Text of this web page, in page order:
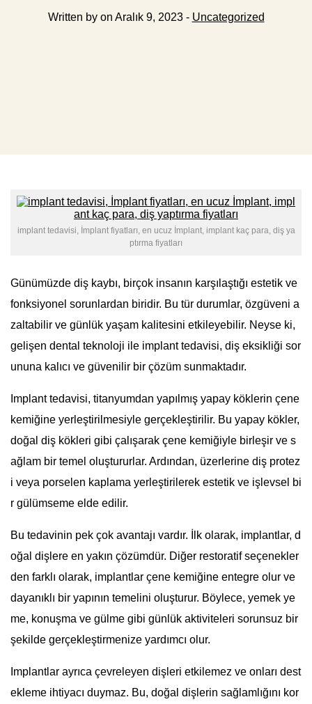
Written by on Aralık 9, 2023 - Uncategorized
implant tedavisi, İmplant fiyatları, en ucuz İmplant, implant kaç para, diş ya
ptırma fiyatları
Günümüzde diş kaybı, birçok insanın karşılaştığı estetik ve
fonksiyonel sorunlardan biridir. Bu tür durumlar, özgüveni a
zaltabilir ve günlük yaşam kalitesini etkileyebilir. Neyse ki,
gelişen dental teknoloji ile implant tedavisi, diş eksikliği sor
ununa kalıcı ve güvenilir bir çözüm sunmaktadır.
Implant tedavisi, titanyumdan yapılmış yapay köklerin çene
kemiğine yerleştirilmesiyle gerçekleştirilir. Bu yapay kökler,
doğal diş kökleri gibi çalışarak çene kemiğiyle birleşir ve s
ağlam bir temel oluştururlar. Ardından, üzerlerine diş protez
i veya porselen kaplama yerleştirilerek estetik ve işlevsel bi
r gülümseme elde edilir.
Bu tedavinin pek çok avantajı vardır. İlk olarak, implantlar, d
oğal dişlere en yakın çözümdür. Diğer restoratif seçenekler
den farklı olarak, implantlar çene kemiğine entegre olur ve
dayanıklı bir yapının temelini oluşturur. Böylece, yemek ye
me, konuşma ve gülme gibi günlük aktiviteleri sorunsuz bir
şekilde gerçekleştirmenize yardımcı olur.
Implantlar ayrıca çevreleyen dişleri etkilemez ve onları dest
ekleme ihtiyacı duymaz. Bu, doğal dişlerin sağlamlığını kor